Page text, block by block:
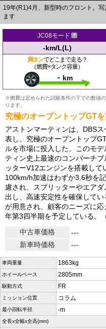
19年(R1)4月、新型時のフロント。
ます
JC08モード
-km/L(L)
満タンでどこまで走る？
（燃費×タンク容量）
- km
※燃費は定められた試験条件の下での数値
ります。
究極のオープントップGT
アストンマーティンは、DBS
表し、究極のオープントップ
ルを市場に投入した。このモ
ティン史上最速のコンバーチ
ッターV12エンジンを搭載し
100km/h加速はわずか3.6秒を
慮され、スプリッターやエア
出し、高速安定性を確保して
が用意され、顧客のニーズに
年第3四半期を予定している。
中古車価格
---
新車時価格
---
車両重量 1863kg
ホイールベース 2805mm
駆動方式 FR
ミッション位置 コラム
最小回転半径 -m
全長x全幅x全高(mm)